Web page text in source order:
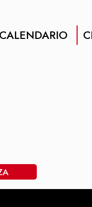
CALENDARIO